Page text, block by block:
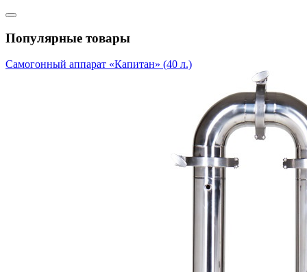
Популярные товары
Самогонный аппарат «Капитан» (40 л.)